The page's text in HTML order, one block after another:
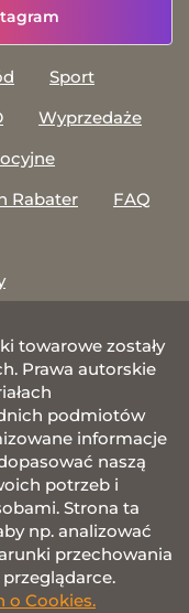
Sport
Wyprzedaże
Rabater
FAQ
towarowe zostały
Prawa autorskie
podmiotów
informacje
naszą
potrzeb i
Strona ta
np. analizować
przechowania
o Cookies.